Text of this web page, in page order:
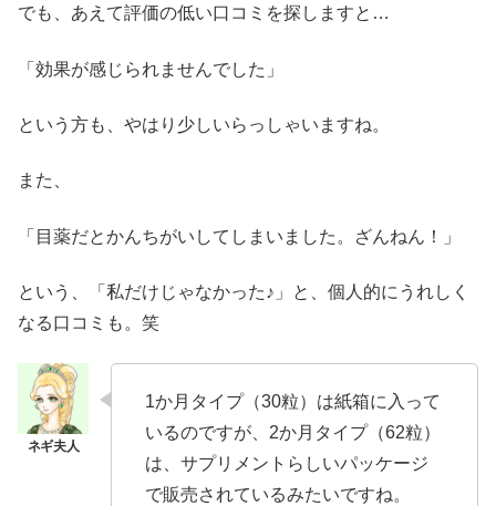
でも、あえて評価の低い口コミを探しますと…
「効果が感じられませんでした」
という方も、やはり少しいらっしゃいますね。
また、
「目薬だとかんちがいしてしまいました。ざんねん！」
という、「私だけじゃなかった♪」と、個人的にうれしく
なる口コミも。笑
1か月タイプ（30粒）は紙箱に入って
いるのですが、2か月タイプ（62粒）
は、サプリメントらしいパッケージ
で販売されているみたいですね。